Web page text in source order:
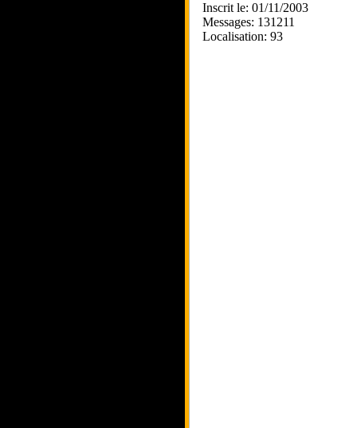
Inscrit le: 01/11/2003
Messages: 131211
Localisation: 93